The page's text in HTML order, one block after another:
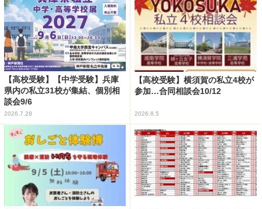
【高校受験】【中学受験】兵庫
県内の私立31校が集結、個別相
談会9/6
2026.7.28
【高校受験】横須賀の私立4校が
参加…合同相談会10/12
2026.8.5